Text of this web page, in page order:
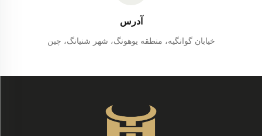
آدرس
خیابان گوانگیه، منطقه یوهونگ، شهر شنیانگ، چین